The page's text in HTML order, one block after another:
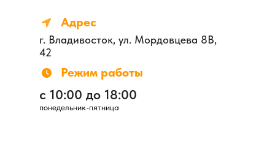
Адрес
Режим работы
г. Владивосток, ул. Мордовцева 8В,
42
с 10:00 до 18:00
понедельник-пятница